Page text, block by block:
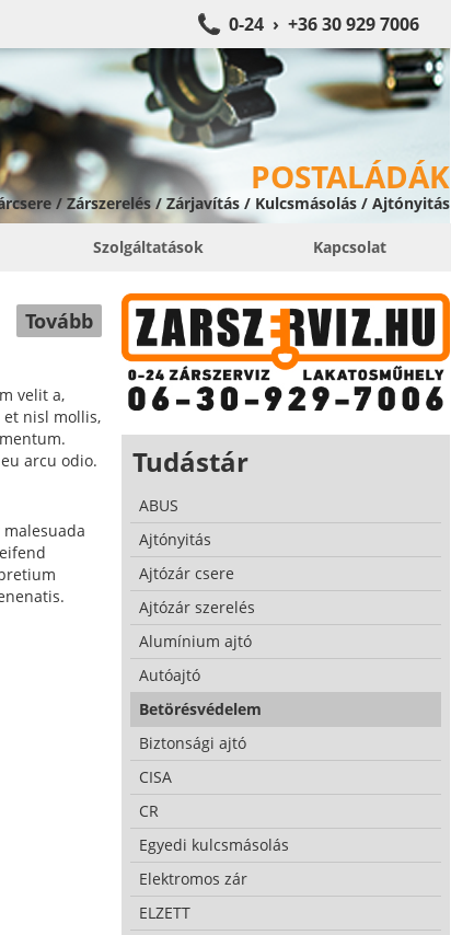
0-24 › +36 30 929 7006
POSTALÁDÁK
/ Zárszerelés / Zárjavítás / Kulcsmásolás / Ajtónyitás
Szolgáltatások Kapcsolat
Tovább
velit a,
et nisl mollis,
arcu odio.
Tudástár
ABUS
Ajtónyitás
Ajtózár csere
Ajtózár szerelés
Alumínium ajtó
Autóajtó
Betörésvédelem
Biztonsági ajtó
CISA
CR
Egyedi kulcsmásolás
Elektromos zár
ELZETT